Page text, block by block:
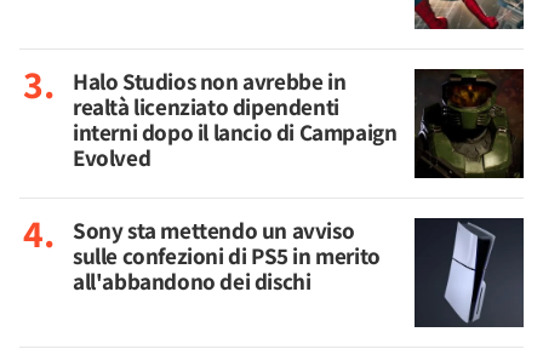
Halo Studios non avrebbe in
realtà licenziato dipendenti
interni dopo il lancio di Campaign
Evolved
Sony sta mettendo un avviso
sulle confezioni di PS5 in merito
all'abbandono dei dischi